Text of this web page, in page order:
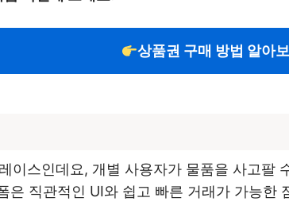
상품권 구매 방법 알아
이스인데요, 개별 사용자가 물품을 사고팔
은 직관적인 UI와 쉽고 빠른 거래가 가능한